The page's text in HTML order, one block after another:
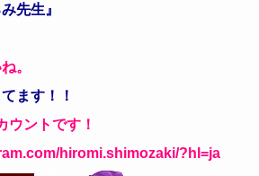
先生』
。
ます！！
ントです！
hiromi.shimozaki/?hl=ja